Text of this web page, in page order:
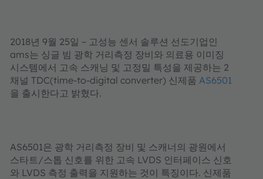
2018년 9월 25일 – 고성능 센서 솔루션 선도기업인
ams는 싱글 빔 광학 거리측정 장비와 의료용 이미징
시스템에서 고속 스캐닝 및 고정밀 특성을 제공하는 2
채널 TDC(time-to-digital converter) 신제품 AS6501
을 출시한다고 밝혔다.
AS6501은 광학 거리측정 장비 및 스캐너의 광원에서
스타트/스톱 신호를 위한 고속 LVDS 인터페이스 신호
와 LVDS 측정 출력을 지원하는 것이 특징이다. 신제품